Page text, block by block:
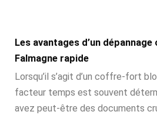
Les avantages d’un
Falmagne rapide
Lorsqu’il s’agit d’un coffre-fort
facteur temps est souvent
avez peut-être des documents